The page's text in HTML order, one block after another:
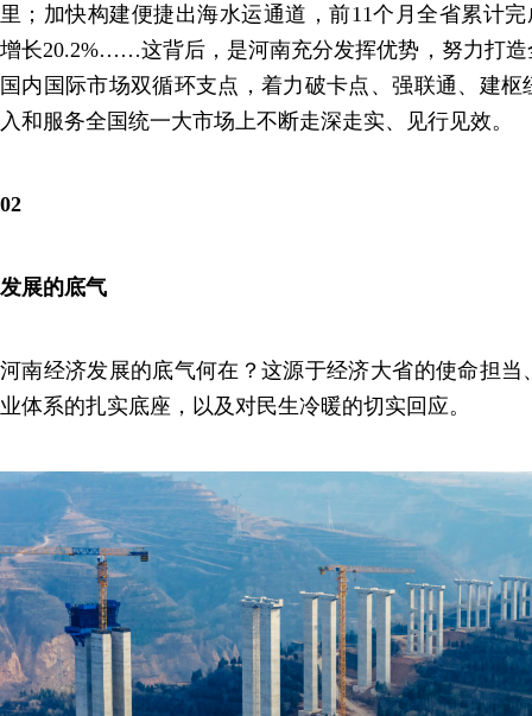
里；加快构建便捷出海水运通道，前11个月全省累计
增长20.2%……这背后，是河南充分发挥优势，努力打
国内国际市场双循环支点，着力破卡点、强联通、建
入和服务全国统一大市场上不断走深走实、见行见效。
02
发展的底气
河南经济发展的底气何在？这源于经济大省的使命担
业体系的扎实底座，以及对民生冷暖的切实回应。